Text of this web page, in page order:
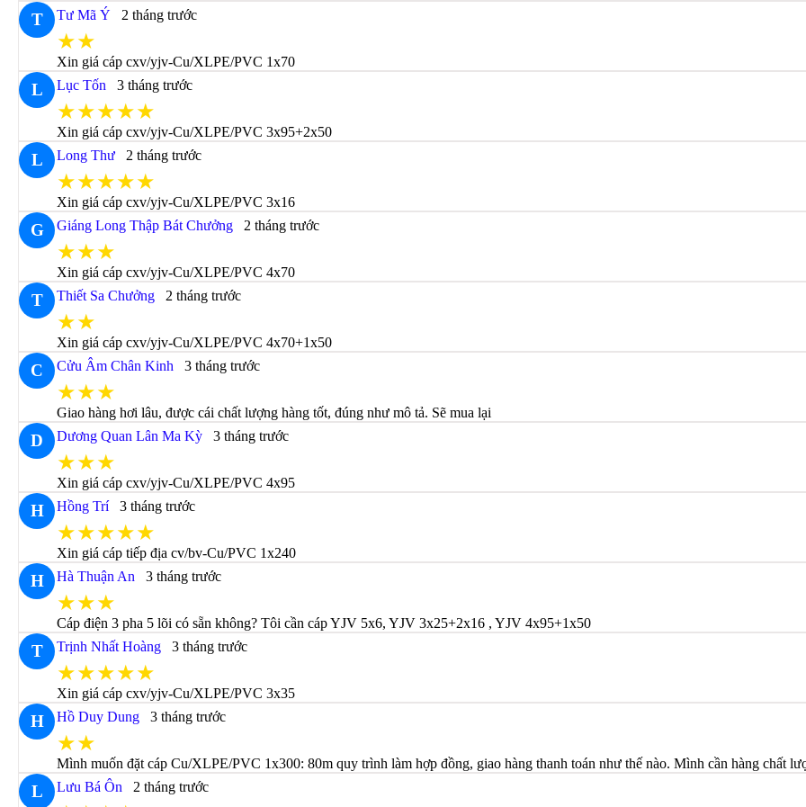
T Tư Mã Ý 2 tháng trước
★★
Xin giá cáp cxv/yjv-Cu/XLPE/PVC 1x70
L Lục Tốn 3 tháng trước
★★★★★
Xin giá cáp cxv/yjv-Cu/XLPE/PVC 3x95+2x50
L Long Thư 2 tháng trước
★★★★★
Xin giá cáp cxv/yjv-Cu/XLPE/PVC 3x16
G Giáng Long Thập Bát Chưởng 2 tháng trước
★★★
Xin giá cáp cxv/yjv-Cu/XLPE/PVC 4x70
T Thiết Sa Chưởng 2 tháng trước
★★
Xin giá cáp cxv/yjv-Cu/XLPE/PVC 4x70+1x50
C Cửu Âm Chân Kinh 3 tháng trước
★★★
Giao hàng hơi lâu, được cái chất lượng hàng tốt, đúng như mô tả. Sẽ mua lại
D Dương Quan Lân Ma Kỳ 3 tháng trước
★★★
Xin giá cáp cxv/yjv-Cu/XLPE/PVC 4x95
H Hồng Trí 3 tháng trước
★★★★★
Xin giá cáp tiếp địa cv/bv-Cu/PVC 1x240
H Hà Thuận An 3 tháng trước
★★★
Cáp điện 3 pha 5 lõi có sẵn không? Tôi cần cáp YJV 5x6, YJV 3x25+2x16 , YJV 4x95+1x50
T Trịnh Nhất Hoàng 3 tháng trước
★★★★★
Xin giá cáp cxv/yjv-Cu/XLPE/PVC 3x35
H Hồ Duy Dung 3 tháng trước
★★
Mình muốn đặt cáp Cu/XLPE/PVC 1x300: 80m quy trình làm hợp đồng, giao hàng thanh toán như thế nào. Mình cần hàng chất
L Lưu Bá Ôn 2 tháng trước